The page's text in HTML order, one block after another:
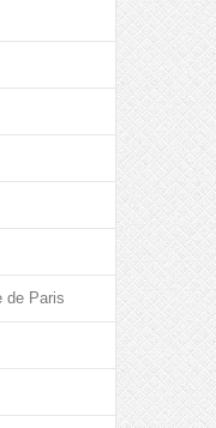
de Paris